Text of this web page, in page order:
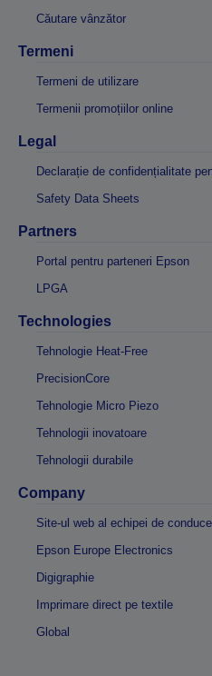
Căutare vânzător
Termeni
Termeni de utilizare
Termenii promoțiilor online
Legal
Declarație de confidențialitate
Safety Data Sheets
Partners
Portal pentru parteneri Epson
LPGA
Technologies
Tehnologie Heat-Free
PrecisionCore
Tehnologie Micro Piezo
Tehnologii inovatoare
Tehnologii durabile
Company
Site-ul web al echipei de
Epson Europe Electronics
Digigraphie
Imprimare direct pe textile
Global